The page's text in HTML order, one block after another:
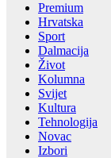
Premium
Hrvatska
Sport
Dalmacija
Život
Kolumna
Svijet
Kultura
Tehnologija
Novac
Izbori